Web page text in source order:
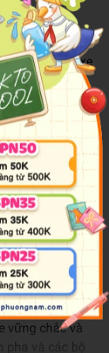
một bộ xếp
trẻ em một trải
phá chiếc xe
lưu ngoài trời
mẽ này. Từ
chiếc xe
thú vị để bé
núi 4x4 mạnh
địa hình khó
ngại vật.
vững chắc và
pha và các bộ